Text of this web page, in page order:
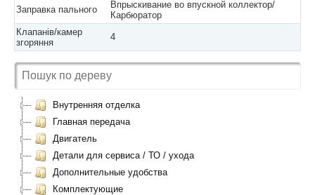
Заправка пального
Впрыскивание во впускной коллектор/
Карбюратор
Клапанів/камер
згоряння
4
Внутренняя отделка
Главная передача
Двигатель
Детали для сервиса / ТО / ухода
Дополнительные удобства
Комплектующие